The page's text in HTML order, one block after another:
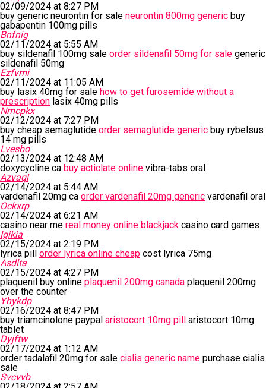
02/09/2024 at 8:27 PM
buy generic neurontin for sale neurontin 800mg generic buy
gabapentin 100mg pills
Bnfnig
02/11/2024 at 5:55 AM
buy sildenafil 100mg sale order sildenafil 50mg for sale generic
sildenafil 50mg
Ezfvmi
02/11/2024 at 11:05 AM
buy lasix 40mg for sale how to get furosemide without a
prescription lasix 40mg pills
Nmcpkx
02/12/2024 at 7:27 PM
buy cheap semaglutide order semaglutide generic buy rybelsus
14 mg pills
Lvesbo
02/13/2024 at 12:48 AM
doxycycline ca buy acticlate online vibra-tabs oral
Azvaql
02/14/2024 at 5:44 AM
vardenafil 20mg ca order vardenafil 20mg generic vardenafil oral
Ockxrp
02/14/2024 at 6:21 AM
casino near me real money online blackjack casino card games
Igikia
02/15/2024 at 2:19 PM
lyrica pill order lyrica online cheap cost lyrica 75mg
Asdlta
02/15/2024 at 4:27 PM
plaquenil buy online plaquenil 200mg canada plaquenil 200mg
over the counter
Yhykdp
02/16/2024 at 8:47 PM
buy triamcinolone paypal aristocort 10mg pill aristocort 10mg
tablet
Dyjftw
02/17/2024 at 1:12 AM
order tadalafil 20mg for sale cialis generic name purchase cialis
sale
Svcvvb